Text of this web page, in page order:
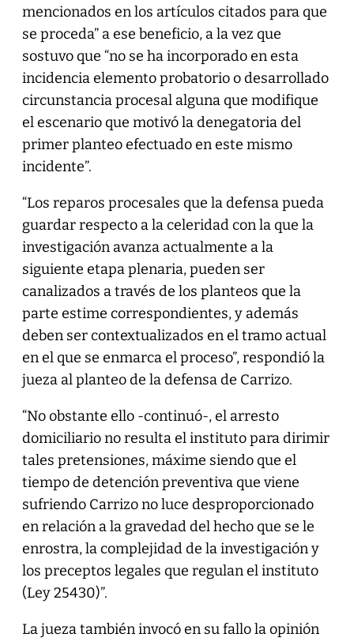
mencionados en los artículos citados para que
se proceda” a ese beneficio, a la vez que
sostuvo que “no se ha incorporado en esta
incidencia elemento probatorio o desarrollado
circunstancia procesal alguna que modifique
el escenario que motivó la denegatoria del
primer planteo efectuado en este mismo
incidente”.
“Los reparos procesales que la defensa pueda
guardar respecto a la celeridad con la que la
investigación avanza actualmente a la
siguiente etapa plenaria, pueden ser
canalizados a través de los planteos que la
parte estime correspondientes, y además
deben ser contextualizados en el tramo actual
en el que se enmarca el proceso”, respondió la
jueza al planteo de la defensa de Carrizo.
“No obstante ello -continuó-, el arresto
domiciliario no resulta el instituto para dirimir
tales pretensiones, máxime siendo que el
tiempo de detención preventiva que viene
sufriendo Carrizo no luce desproporcionado
en relación a la gravedad del hecho que se le
enrostra, la complejidad de la investigación y
los preceptos legales que regulan el instituto
(Ley 25430)”.
La jueza también invocó en su fallo la opinión